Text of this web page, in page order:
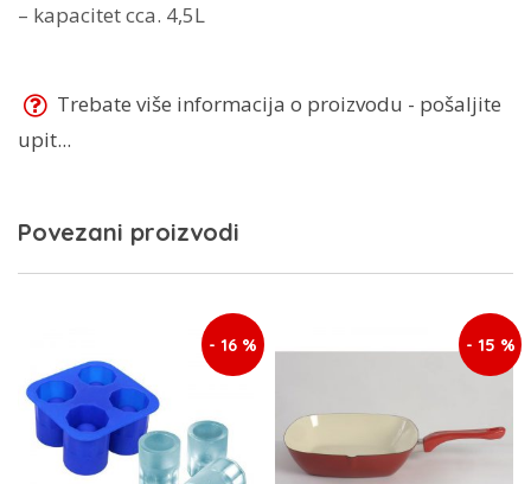
– kapacitet cca. 4,5L
Trebate više informacija o proizvodu - pošaljite
upit...
Povezani proizvodi
- 16 % - 15 %